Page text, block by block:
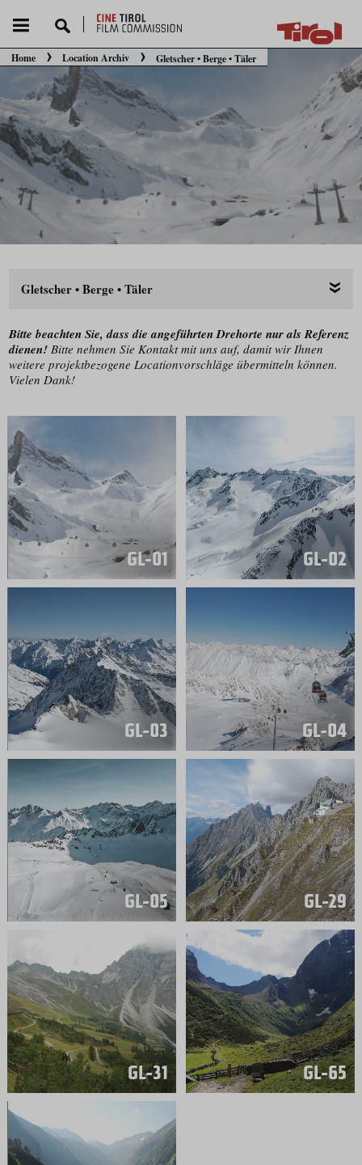
Sie befinden sich hier:
Home Location Archiv Gletscher • Berge • Täler
Gletscher • Berge • Täler
Bitte beachten Sie, dass die angeführten Drehorte nur als Referenz
dienen! Bitte nehmen Sie Kontakt mit uns auf, damit wir Ihnen
weitere projektbezogene Location­vorschläge übermitteln können.
Vielen Dank!
GL-01 GL-02
GL-03 GL-04
GL-05 GL-29
GL-31 GL-65